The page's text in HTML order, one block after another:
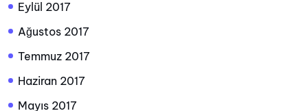
Eylül 2017
Ağustos 2017
Temmuz 2017
Haziran 2017
Mayıs 2017